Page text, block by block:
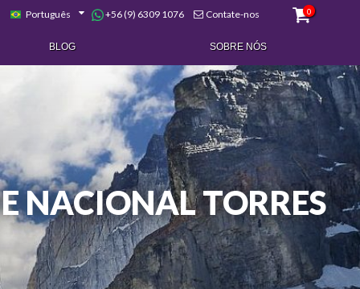
Português +56 (9) 6309 1076 Contate-nos 0
BLOG SOBRE NÓS
NACIONAL TORRES